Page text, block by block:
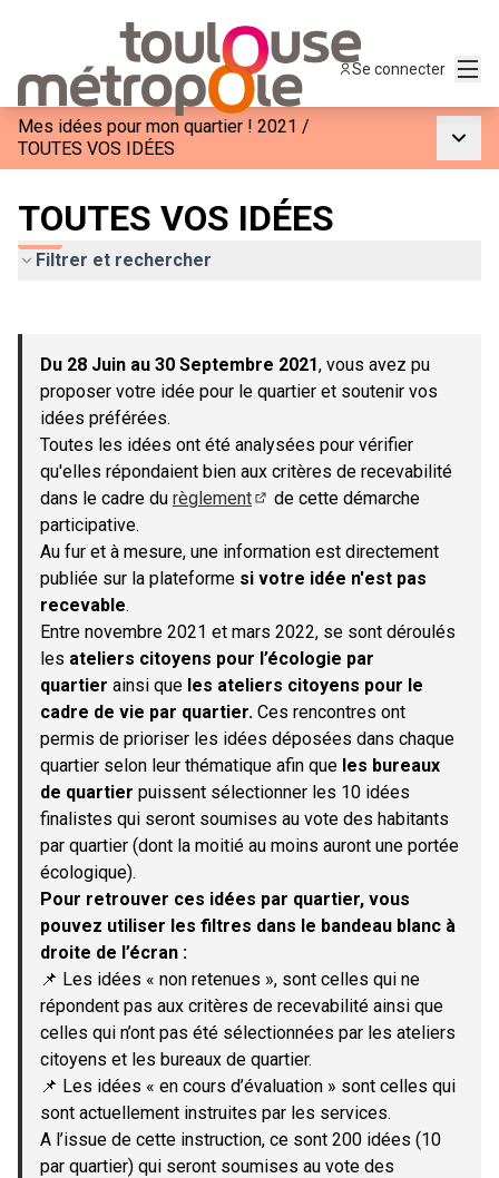
Se connecter
Mes idées pour mon quartier ! 2021 /
TOUTES VOS IDÉES
TOUTES VOS IDÉES
Filtrer et rechercher
−
Du 28 Juin au 30 Septembre 2021, vous avez pu
proposer votre idée pour le quartier et soutenir vos
idées préférées.
Toutes les idées ont été analysées pour vérifier
qu'elles répondaient bien aux critères de recevabilité
dans le cadre du règlement
de cette démarche
participative.
Au fur et à mesure, une information est directement
publiée sur la plateforme si votre idée n'est pas
recevable.
Entre novembre 2021 et mars 2022, se sont déroulés
les ateliers citoyens pour l’écologie par
quartier ainsi que les ateliers citoyens pour le
cadre de vie par quartier. Ces rencontres ont
permis de prioriser les idées déposées dans chaque
quartier selon leur thématique afin que les bureaux
de quartier puissent sélectionner les 10 idées
finalistes qui seront soumises au vote des habitants
par quartier (dont la moitié au moins auront une portée
écologique).
Pour retrouver ces idées par quartier, vous
pouvez utiliser les filtres dans le bandeau blanc à
droite de l’écran :
📌 Les idées « non retenues », sont celles qui ne
répondent pas aux critères de recevabilité ainsi que
celles qui n’ont pas été sélectionnées par les ateliers
citoyens et les bureaux de quartier.
📌 Les idées « en cours d’évaluation » sont celles qui
sont actuellement instruites par les services.
A l’issue de cette instruction, ce sont 200 idées (10
par quartier) qui seront soumises au vote des